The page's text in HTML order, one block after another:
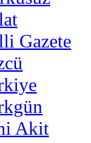
Gazete
Akit